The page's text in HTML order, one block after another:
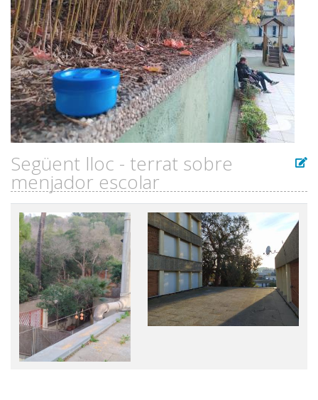
Següent lloc - terrat sobre
menjador escolar